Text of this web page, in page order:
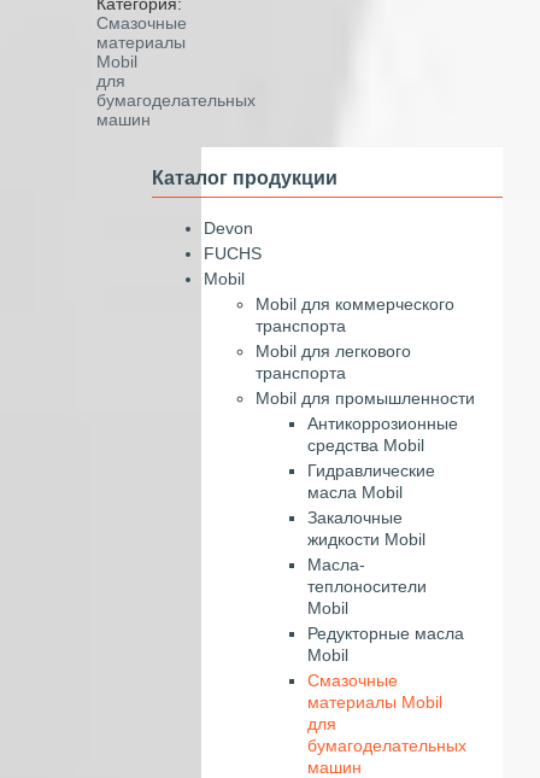
Смазочные
материалы
Mobil
для
бумагоделательных
машин
Каталог продукции
Devon
FUCHS
Mobil
Mobil для коммерческого
транспорта
Mobil для легкового
транспорта
Mobil для промышленности
Антикоррозионные
средства Mobil
Гидравлические
масла Mobil
Закалочные
жидкости Mobil
Масла-
теплоносители
Mobil
Редукторные масла
Mobil
Смазочные
материалы Mobil
для
бумагоделательных
машин